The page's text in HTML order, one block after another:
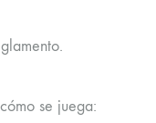
se juega: